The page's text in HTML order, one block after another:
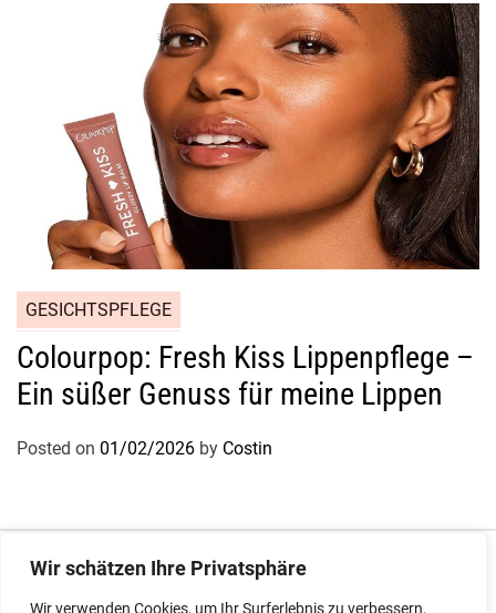
Wir schätzen Ihre Privatsphäre
Wir verwenden Cookies, um Ihr Surferlebnis zu verbessern,
GESICHTSPFLEGE
Colourpop: Fresh Kiss Lippenpflege –
Ein süßer Genuss für meine Lippen
Posted on 01/02/2026 by Costin